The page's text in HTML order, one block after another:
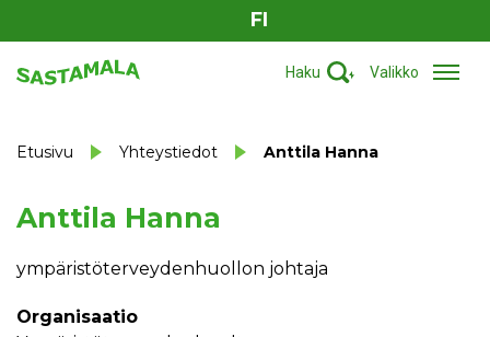
FI
Haku Valikko
Etusivu Yhteystiedot Anttila Hanna
Anttila Hanna
ympäristöterveydenhuollon johtaja
Organisaatio